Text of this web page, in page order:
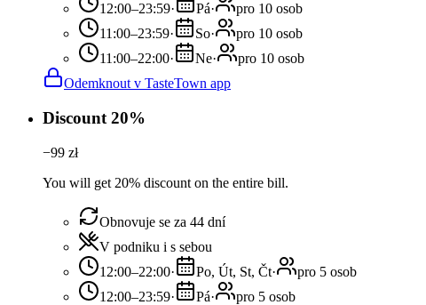
12:00–23:59· Pá·
pro 10 osob
11:00–23:59· So·
pro 10 osob
11:00–22:00· Ne·
pro 10 osob
Odemknout v TasteTown app
Discount 20%
−99 zł
You will get 20% discount on the entire bill.
Obnovuje se za 44 dní
V podniku i s sebou
12:00–22:00· Po, Út, St, Čt·
pro 5 osob
12:00–23:59· Pá·
pro 5 osob